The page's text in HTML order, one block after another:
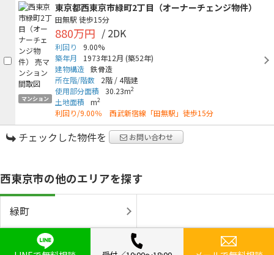
マンション
東京都西東京市緑町2丁目（オーナーチェンジ物件）
田無駅 徒歩15分
880万円 / 2DK
利回り
9.00%
築年月
1973年12月 (築52年)
建物構造 鉄骨造
所在階/階数
2階 /4階建
使用部分面積
30.23m2
土地面積 m2
利回り/9.00％ 西武新宿線「田無駅」徒歩15分
チェックした物件を お問い合わせ
西東京市の他のエリアを探す
緑町